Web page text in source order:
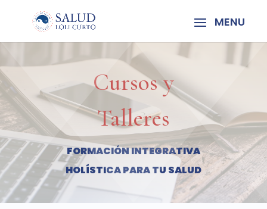
Cursos y
Talleres
FORMACIÓN INTEGRATIVA
HOLÍSTICA PARA TU SALUD